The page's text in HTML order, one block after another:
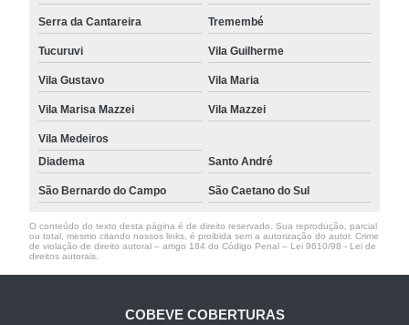
Serra da Cantareira Tremembé
Tucuruvi Vila Guilherme
Vila Gustavo Vila Maria
Vila Marisa Mazzei Vila Mazzei
Vila Medeiros
Diadema
Santo André
São Bernardo do Campo São Caetano do Sul
O conteúdo do texto desta página é de direito reservado. Sua reprodução, parcial
ou total, mesmo citando nossos links, é proibida sem a autorização do autor. Crime
de violação de direito autoral – artigo 184 do Código Penal – Lei 9610/98 - Lei de
direitos autorais
COBEVE COBERTURAS